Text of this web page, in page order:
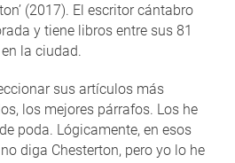
(2017). El escritor cántabro
y tiene libros entre sus 81
la ciudad.
sus artículos más
los mejores párrafos. Los he
poda. Lógicamente, en esos
diga Chesterton, pero yo lo he